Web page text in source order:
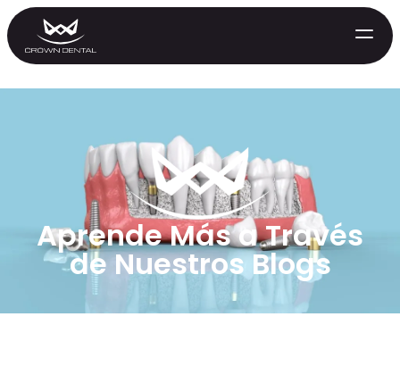
GENERAL
Tratamiento de Emergencia
Aprende Más a Través
de Nuestros Blogs